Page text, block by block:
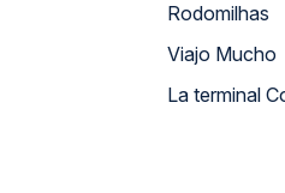
Rodomilhas
Viajo Mucho